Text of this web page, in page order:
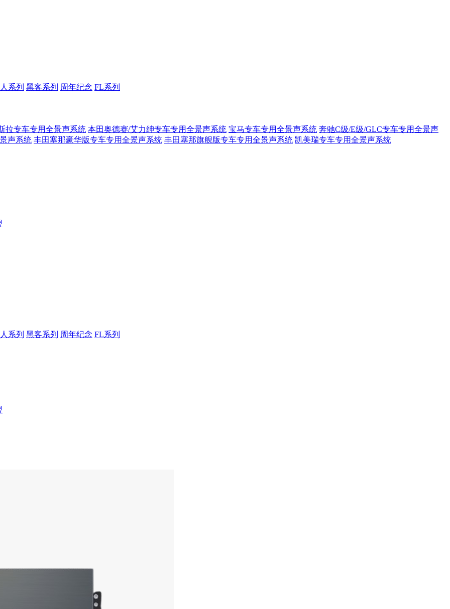
系列 黑客系列 周年纪念 FL系列
拉专车专用全景声系统 本田奥德赛/艾力绅专车专用全景声系统 宝马专车专用全景声系统 奔驰C级/E级/GLC专车专用全景声
声系统 丰田塞那豪华版专车专用全景声系统 丰田塞那旗舰版专车专用全景声系统 凯美瑞专车专用全景声系统
系列 黑客系列 周年纪念 FL系列